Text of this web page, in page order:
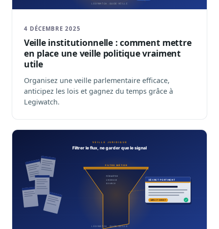
4 DÉCEMBRE 2025
Veille institutionnelle : comment mettre
en place une veille politique vraiment
utile
Organisez une veille parlementaire efficace,
anticipez les lois et gagnez du temps grâce à
Legiwatch.